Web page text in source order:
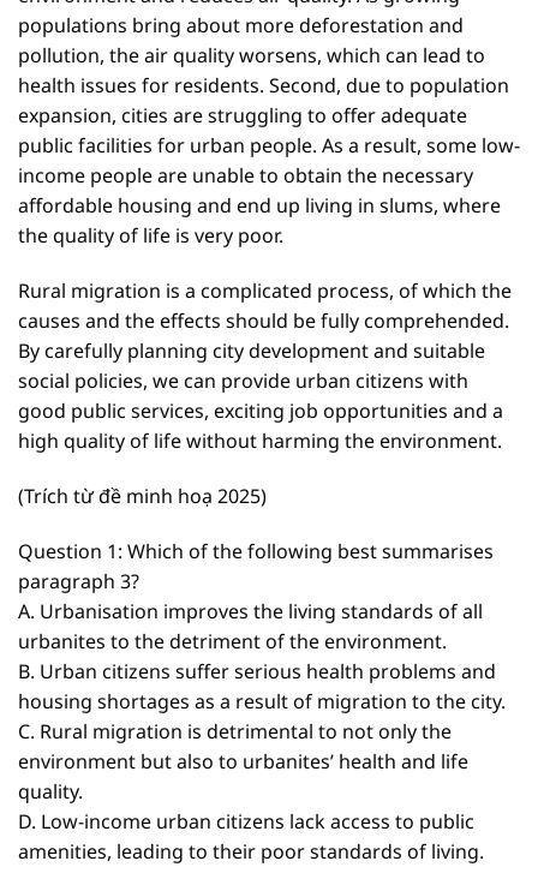
populations bring about more deforestation and
pollution, the air quality worsens, which can lead to
health issues for residents. Second, due to population
expansion, cities are struggling to offer adequate
public facilities for urban people. As a result, some low-
income people are unable to obtain the necessary
affordable housing and end up living in slums, where
the quality of life is very poor.
Rural migration is a complicated process, of which the
causes and the effects should be fully comprehended.
By carefully planning city development and suitable
social policies, we can provide urban citizens with
good public services, exciting job opportunities and a
high quality of life without harming the environment.
(Trích từ đề minh hoạ 2025)
Question 1: Which of the following best summarises
paragraph 3?
A. Urbanisation improves the living standards of all
urbanites to the detriment of the environment.
B. Urban citizens suffer serious health problems and
housing shortages as a result of migration to the city.
C. Rural migration is detrimental to not only the
environment but also to urbanites’ health and life
quality.
D. Low-income urban citizens lack access to public
amenities, leading to their poor standards of living.